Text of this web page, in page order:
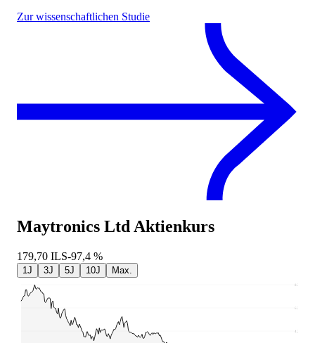
Zur wissenschaftlichen Studie
Maytronics Ltd Aktienkurs
179,70 ILS-97,4 %
1J 3J 5J 10J Max.
4.247
6.281
8.315